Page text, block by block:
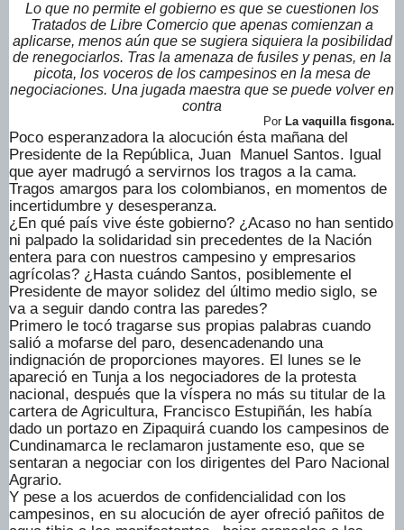
Lo que no permite el gobierno es que se cuestionen los
Tratados de Libre Comercio que apenas comienzan a
aplicarse, menos aún que se sugiera siquiera la posibilidad
de renegociarlos. Tras la amenaza de fusiles y penas, en la
picota, los voceros de los campesinos en la mesa de
negociaciones. Una jugada maestra que se puede volver en
contra
Por La vaquilla fisgona.
Poco esperanzadora la alocución ésta mañana del
Presidente de la República, Juan Manuel Santos. Igual
que ayer madrugó a servirnos los tragos a la cama.
Tragos amargos para los colombianos, en momentos de
incertidumbre y desesperanza.
¿En qué país vive éste gobierno? ¿Acaso no han sentido
ni palpado la solidaridad sin precedentes de la Nación
entera para con nuestros campesino y empresarios
agrícolas? ¿Hasta cuándo Santos, posiblemente el
Presidente de mayor solidez del último medio siglo, se
va a seguir dando contra las paredes?
Primero le tocó tragarse sus propias palabras cuando
salió a mofarse del paro, desencadenando una
indignación de proporciones mayores. El lunes se le
apareció en Tunja a los negociadores de la protesta
nacional, después que la víspera no más su titular de la
cartera de Agricultura, Francisco Estupiñán, les había
dado un portazo en Zipaquirá cuando los campesinos de
Cundinamarca le reclamaron justamente eso, que se
sentaran a negociar con los dirigentes del Paro Nacional
Agrario.
Y pese a los acuerdos de confidencialidad con los
campesinos, en su alocución de ayer ofreció pañitos de